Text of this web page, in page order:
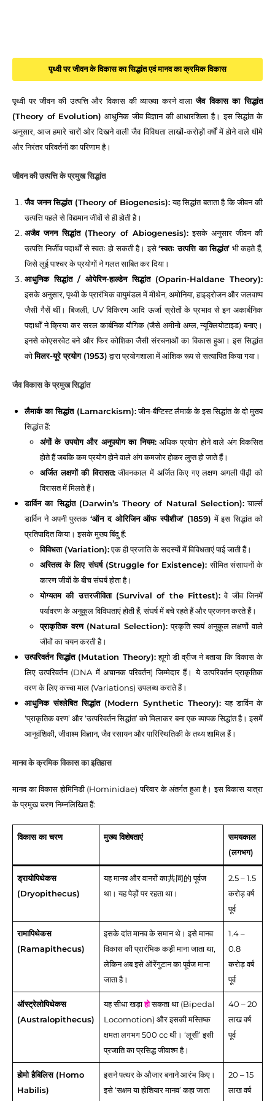
पृथ्वी पर जीवन के विकास का सिद्धांत एवं मानव का क्रमिक विकास
पृथ्वी पर जीवन की उत्पत्ति और विकास की व्याख्या करने वालाजैव विकास का सिद्धांत
(Theory of Evolution) आधुनिक जीव विज्ञान की आधारशिला है। इस सिद्धांत के
अनुसार, आज हमारे चारों ओर दिखने वाली जैव विविधता लाखों-करोड़ों वर्षों में होने वाले धीमे
और निरंतर परिवर्तनों का परिणाम है।
जीवन की उत्पत्ति के प्रमुख सिद्धांत
जैव जनन सिद्धांत (Theory of Biogenesis):यह सिद्धांत बताता है कि जीवन की
उत्पत्ति पहले से विद्यमान जीवों से ही होती है।
अजैव जनन सिद्धांत (Theory of Abiogenesis): इसके अनुसार जीवन की
उत्पत्ति निर्जीव पदार्थों से स्वतः हो सकती है। इसे‘स्वतः उत्पत्ति का सिद्धांत’ भी कहते हैं,
जिसे लुई पाश्चर के प्रयोगों ने गलत साबित कर दिया।
आधुनिक सिद्धांत / ओपेरिन-हाल्डेन सिद्धांत (Oparin-Haldane Theory):
इसके अनुसार, पृथ्वी के प्रारंभिक वायुमंडल में मीथेन, अमोनिया, हाइड्रोजन और जलवाष्प
जैसी गैसें थीं। बिजली, UV विकिरण आदि ऊर्जा स्रोतों के प्रभाव से इन अकार्बनिक
पदार्थों ने क्रिया कर सरल कार्बनिक यौगिक (जैसे अमीनो अम्ल, न्यूक्लियोटाइड) बनाए।
इनसे कोएसरवेट बने और फिर कोशिका जैसी संरचनाओं का विकास हुआ। इस सिद्धांत
कोमिलर-यूरे प्रयोग (1953)द्वारा प्रयोगशाला में आंशिक रूप से सत्यापित किया गया।
जैव विकास के प्रमुख सिद्धांत
लैमार्क का सिद्धांत (Lamarckism):जीन-बैप्टिस्ट लैमार्क के इस सिद्धांत के दो मुख्य
सिद्धांत हैं:
अंगों के उपयोग और अनुपयोग का नियम:अधिक प्रयोग होने वाले अंग विकसित
होते हैं जबकि कम प्रयोग होने वाले अंग कमजोर होकर लुप्त हो जाते हैं।
अर्जित लक्षणों की विरासत:जीवनकाल में अर्जित किए गए लक्षण अगली पीढ़ी को
विरासत में मिलते हैं।
डार्विन का सिद्धांत (Darwin’s Theory of Natural Selection):चार्ल्स
डार्विन ने अपनी पुस्तक‘ऑन द ओरिजिन ऑफ स्पीशीज’ (1859) में इस सिद्धांत को
प्रतिपादित किया। इसके मुख्य बिंदु हैं:
विविधता (Variation):एक ही प्रजाति के सदस्यों में विविधताएं पाई जाती हैं।
अस्तित्व के लिए संघर्ष (Struggle for Existence): सीमित संसाधनों के
कारण जीवों के बीच संघर्ष होता है।
योग्यतम की उत्तरजीविता (Survival of the Fittest): वे जीव जिनमें
पर्यावरण के अनुकूल विविधताएं होती हैं, संघर्ष में बचे रहते हैं और प्रजनन करते हैं।
प्राकृतिक वरण (Natural Selection):प्रकृति स्वयं अनुकूल लक्षणों वाले
जीवों का चयन करती है।
उत्परिवर्तन सिद्धांत (Mutation Theory):ह्यूगो डी व्रीज ने बताया कि विकास के
लिए उत्परिवर्तन (DNA में अचानक परिवर्तन) जिम्मेदार हैं। ये उत्परिवर्तन प्राकृतिक
वरण के लिए कच्चा माल (Variations) उपलब्ध कराते हैं।
आधुनिक संश्लेषित सिद्धांत (Modern Synthetic Theory): यह डार्विन के
‘प्राकृतिक वरण’ और ‘उत्परिवर्तन सिद्धांत’ को मिलाकर बना एक व्यापक सिद्धांत है। इसमें
आनुवंशिकी, जीवाश्म विज्ञान, जैव रसायन और पारिस्थितिकी के तथ्य शामिल हैं।
मानव के क्रमिक विकास का इतिहास
मानव का विकास होमिनिडी (Hominidae) परिवार के अंतर्गत हुआ है। इस विकास यात्रा
के प्रमुख चरण निम्नलिखित हैं:
विकास का चरण मुख्य विशेषताएं
समयकाल
(लगभग)
ड्रायोपिथेकस
(Dryopithecus)
यह मानव और वानरों का共同的 पूर्वज
था। यह पेड़ों पर रहता था।
2.5 – 1.5
करोड़ वर्ष
पूर्व
रामापिथेकस
(Ramapithecus)
इसके दांत मानव के समान थे। इसे मानव
विकास की प्रारंभिक कड़ी माना जाता था,
लेकिन अब इसे ऑरेंगुटान का पूर्वज माना
जाता है।
1.4 –
0.8
करोड़ वर्ष
पूर्व
ऑस्ट्रेलोपिथेकस
(Australopithecus)
यह सीधा खड़ाहोसकता था (Bipedal
Locomotion) और इसकी मस्तिष्क
क्षमता लगभग 500 cc थी। ‘लूसी’ इसी
प्रजाति का प्रसिद्ध जीवाश्म है।
40 – 20
लाख वर्ष
पूर्व
होमो हैबिलिस (Homo
Habilis)
इसने पत्थर के औजार बनाने आरंभ किए।
इसे ‘सक्षम या होशियार मानव’ कहा जाता
20 – 15
लाख वर्ष